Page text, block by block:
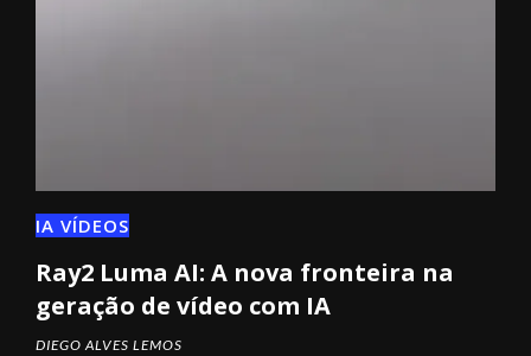
IA VÍDEOS
Ray2 Luma AI: A nova fronteira na
geração de vídeo com IA
DIEGO ALVES LEMOS